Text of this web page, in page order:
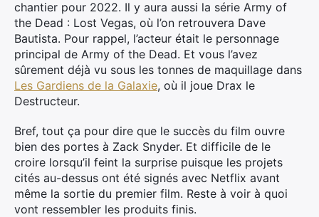
chantier pour 2022. Il y aura aussi la série Army of
the Dead : Lost Vegas, où l’on retrouvera Dave
Bautista. Pour rappel, l’acteur était le personnage
principal de Army of the Dead. Et vous l’avez
sûrement déjà vu sous les tonnes de maquillage dans
Les Gardiens de la Galaxie, où il joue Drax le
Destructeur.
Bref, tout ça pour dire que le succès du film ouvre
bien des portes à Zack Snyder. Et difficile de le
croire lorsqu’il feint la surprise puisque les projets
cités au-dessus ont été signés avec Netflix avant
même la sortie du premier film. Reste à voir à quoi
vont ressembler les produits finis.